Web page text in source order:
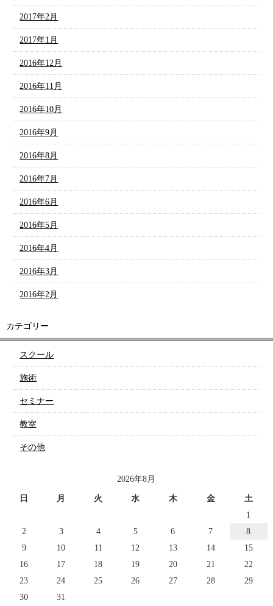
2017年2月
2017年1月
2016年12月
2016年11月
2016年10月
2016年9月
2016年8月
2016年7月
2016年6月
2016年5月
2016年4月
2016年3月
2016年2月
カテゴリー
スクール
施術
セミナー
教室
その他
2026年8月
日 月 火 水 木 金
土
1
2
3 4 5 6 7
8
9
10 11 12 13 14
15
16
17 18 19 20 21
22
23
24 25 26 27 28
29
30
31